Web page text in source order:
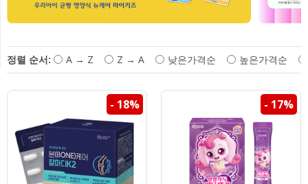
정렬 순서: A → Z Z → A 낮은가격순 높은가격순
- 18% - 17%